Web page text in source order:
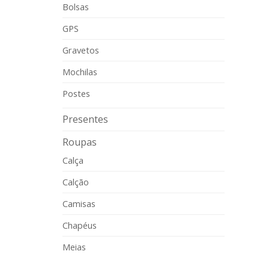
Bolsas
GPS
Gravetos
Mochilas
Postes
Presentes
Roupas
Calça
Calção
Camisas
Chapéus
Meias